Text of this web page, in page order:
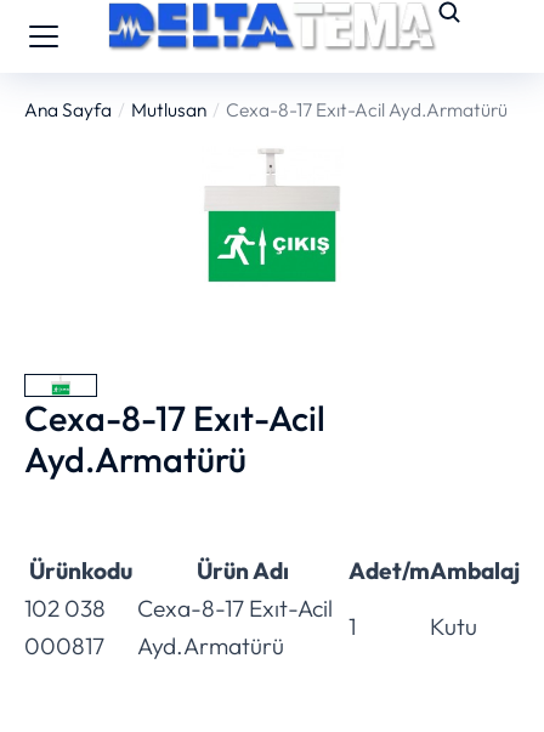
You are here:
Ana Sayfa Mutlusan Cexa-8-17 Exıt-Acil Ayd.Armatürü
Cexa-8-17 Exıt-Acil
Ayd.Armatürü
Ürünkodu Ürün Adı Adet/mAmbalaj
102 038
000817
Cexa-8-17 Exıt-Acil
Ayd.Armatürü
1 Kutu